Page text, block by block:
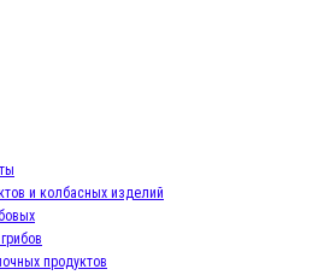
и колбасных изделий
продуктов